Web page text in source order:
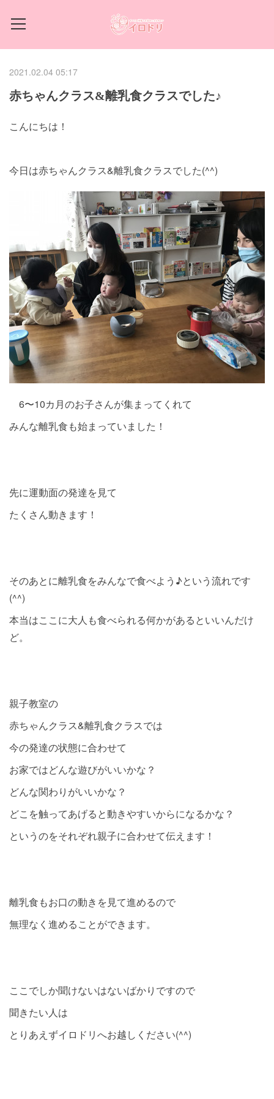
2021.02.04 05:17
赤ちゃんクラス&離乳食クラスでした♪
こんにちは！
今日は赤ちゃんクラス&離乳食クラスでした(^^)
6〜10カ月のお子さんが集まってくれて
みんな離乳食も始まっていました！
先に運動面の発達を見て
たくさん動きます！
そのあとに離乳食をみんなで食べよう♪という流れです
(^^)
本当はここに大人も食べられる何かがあるといいんだけ
ど。
親子教室の
赤ちゃんクラス&離乳食クラスでは
今の発達の状態に合わせて
お家ではどんな遊びがいいかな？
どんな関わりがいいかな？
どこを触ってあげると動きやすいからになるかな？
というのをそれぞれ親子に合わせて伝えます！
離乳食もお口の動きを見て進めるので
無理なく進めることができます。
ここでしか聞けないはないばかりですので
聞きたい人は
とりあえずイロドリへお越しください(^^)